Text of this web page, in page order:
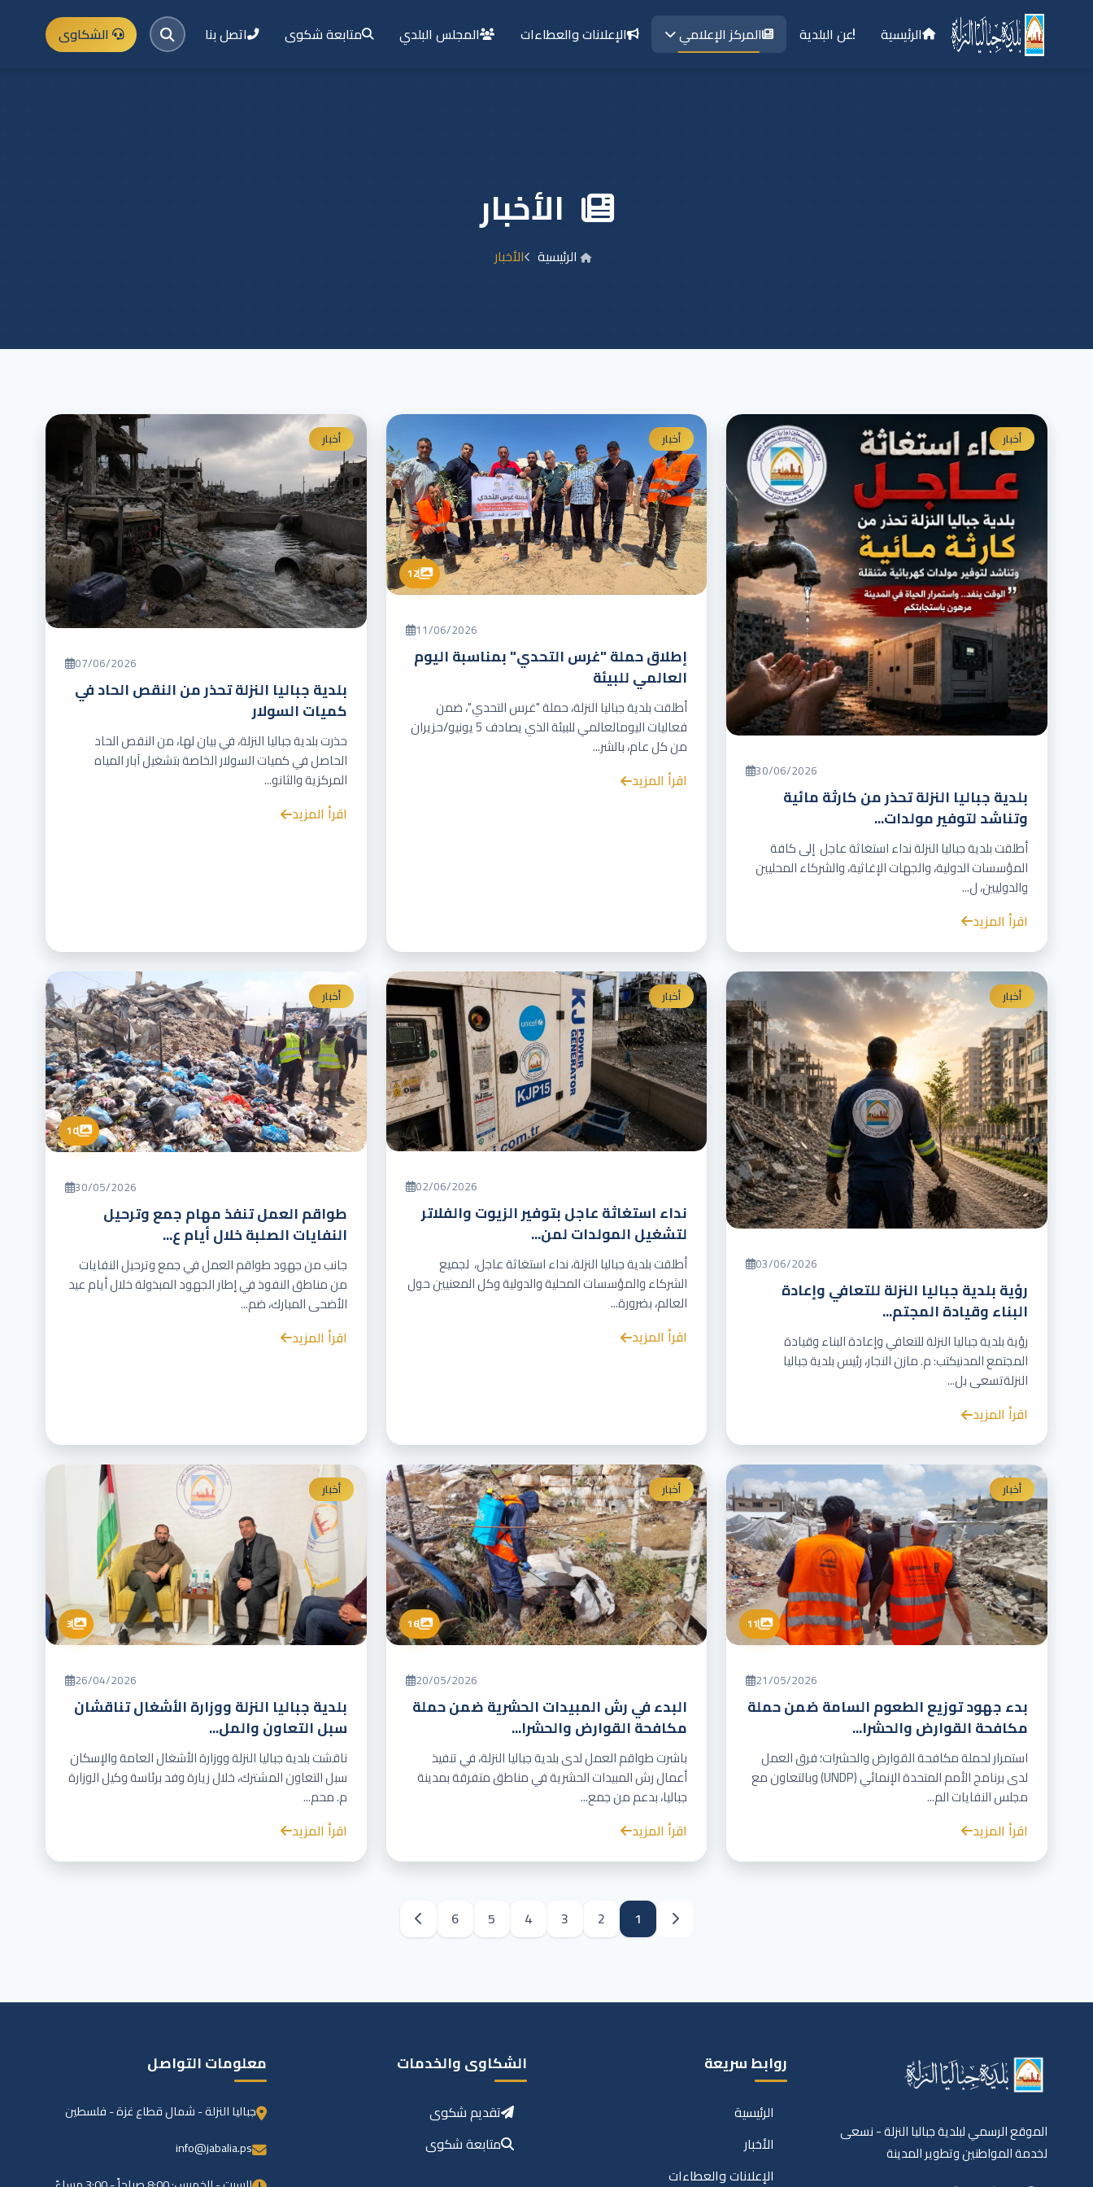
الرئيسية عن البلدية المركز الإعلامي الإعلانات والعطاءات المجلس البلدي متابعة شكوى اتصل بنا الشكاوى
الأخبار
الرئيسية الأخبار
أخبار
30/06/2026
بلدية جباليا النزلة تحذر من كارثة مائية
وتناشد لتوفير مولدات...
أطلقت بلدية جباليا النزلة نداء استغاثة عاجل إلى كافة
المؤسسات الدولية، والجهات الإغاثية، والشركاء المحليين
والدوليين، ل...
اقرأ المزيد
أخبار
12
11/06/2026
إطلاق حملة "غرس التحدي" بمناسبة اليوم
العالمي للبيئة
أطلقت بلدية جباليا النزلة، حملة "غرس التحدي"، ضمن
فعاليات اليومالعالمي للبيئة الذي يصادف 5 يونيو/حزيران
من كل عام، بالشر...
اقرأ المزيد
أخبار
07/06/2026
بلدية جباليا النزلة تحذر من النقص الحاد في
كميات السولار
حذرت بلدية جباليا النزلة، في بيان لها، من النقص الحاد
الحاصل في كميات السولار الخاصة بتشغيل آبار المياه
المركزية والثانو...
اقرأ المزيد
أخبار
03/06/2026
رؤية بلدية جباليا النزلة للتعافي وإعادة
البناء وقيادة المجتم...
رؤية بلدية جباليا النزلة للتعافي وإعادة البناء وقيادة
المجتمع المدنيكتب: م. مازن النجار، رئيس بلدية جباليا
النزلةتسعى بل...
اقرأ المزيد
أخبار
02/06/2026
نداء استغاثة عاجل بتوفير الزيوت والفلاتر
لتشغيل المولدات لمن...
أطلقت بلدية جباليا النزلة، نداء استغاثة عاجل، لجميع
الشركاء والمؤسسات المحلية والدولية وكل المعنيين حول
العالم، بضرورة...
اقرأ المزيد
أخبار
10
30/05/2026
طواقم العمل تنفذ مهام جمع وترحيل
النفايات الصلبة خلال أيام ع...
جانب من جهود طواقم العمل في جمع وترحيل النفايات
من مناطق النفوذ في إطار الجهود المبذولة خلال أيام عيد
الأضحى المبارك، ضم...
اقرأ المزيد
أخبار
11
21/05/2026
بدء جهود توزيع الطعوم السامة ضمن حملة
مكافحة القوارض والحشرا...
استمرار لحملة مكافحة القوارض والحشرات؛ فرق العمل
لدى برنامج الأمم المتحدة الإنمائي (UNDP) وبالتعاون مع
مجلس النفايات الم...
اقرأ المزيد
أخبار
16
20/05/2026
البدء في رش المبيدات الحشرية ضمن حملة
مكافحة القوارض والحشرا...
باشرت طواقم العمل لدى بلدية جباليا النزلة، في تنفيذ
أعمال رش المبيدات الحشرية في مناطق متفرقة بمدينة
جباليا، بدعم من جمع...
اقرأ المزيد
أخبار
3
26/04/2026
بلدية جباليا النزلة ووزارة الأشغال تناقشان
سبل التعاون والمل...
ناقشت بلدية جباليا النزلة ووزارة الأشغال العامة والإسكان
سبل التعاون المشترك، خلال زيارة وفد برئاسة وكيل الوزارة
م. محم...
اقرأ المزيد
1
2
3
4
5
6
الموقع الرسمي لبلدية جباليا النزلة - نسعى
لخدمة المواطنين وتطوير المدينة
روابط سريعة
الرئيسية
الأخبار
الإعلانات والعطاءات
الشكاوى والخدمات
تقديم شكوى
متابعة شكوى
معلومات التواصل
جباليا النزلة - شمال قطاع غزة - فلسطين
info@jabalia.ps